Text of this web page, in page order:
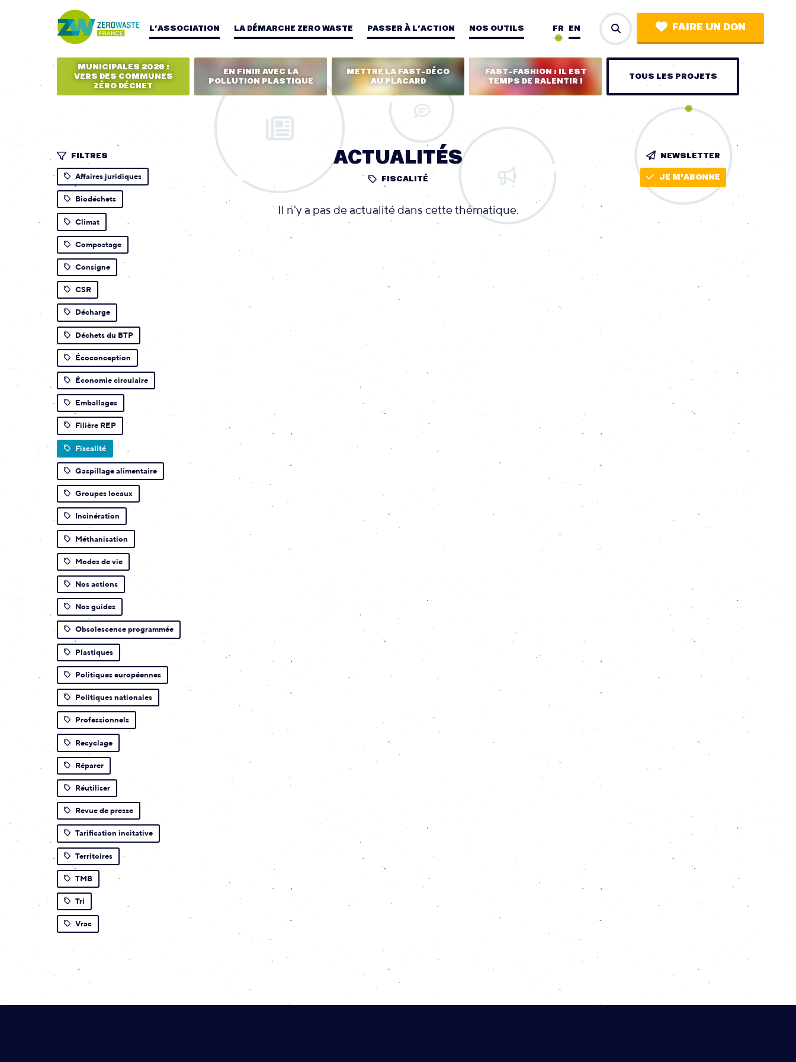
L’ASSOCIATION LA DÉMARCHE ZERO WASTE PASSER À L’ACTION NOS OUTILS EN
FR FAIRE UN DON
MUNICIPALES 2026 :
VERS DES COMMUNES
ZÉRO DÉCHET
EN FINIR AVEC LA
POLLUTION PLASTIQUE
METTRE LA FAST-DÉCO
AU PLACARD
FAST-FASHION : IL EST
TEMPS DE RALENTIR !
TOUS LES PROJETS
FILTRES
Affaires juridiques
Biodéchets
Climat
Compostage
Consigne
CSR
Décharge
Déchets du BTP
Écoconception
Économie circulaire
Emballages
Filière REP
Fiscalité
Gaspillage alimentaire
Groupes locaux
Incinération
Méthanisation
Modes de vie
Nos actions
Nos guides
Obsolescence programmée
Plastiques
Politiques européennes
Politiques nationales
Professionnels
Recyclage
Réparer
Réutiliser
Revue de presse
Tarification incitative
Territoires
TMB
Tri
Vrac
ACTUALITÉS
FISCALITÉ
Il n'y a pas de actualité dans cette thématique.
NEWSLETTER
JE M'ABONNE